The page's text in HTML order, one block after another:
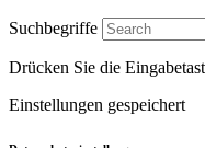
Suchbegriffe
Drücken Sie die
Einstellungen gespeichert